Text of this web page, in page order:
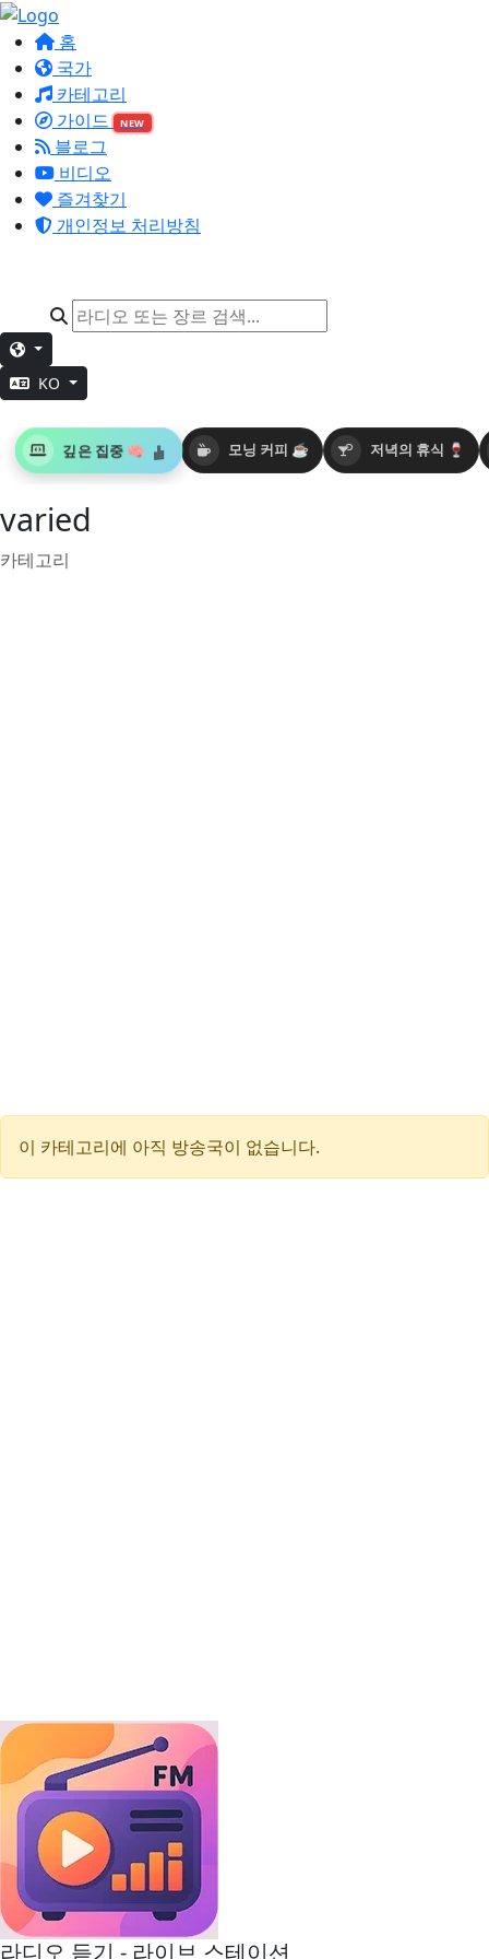
홈
국가
카테고리
가이드
NEW
블로그
비디오
즐겨찾기
개인정보 처리방침
KO
모닝 커피 ☕
깊은 집중 🧠 저녁의 휴식 🍷
varied
카테고리
이 카테고리에 아직 방송국이 없습니다.
라디오 듣기 - 라이브 스테이션